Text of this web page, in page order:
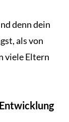
denn dein
als von
viele Eltern